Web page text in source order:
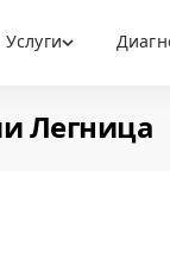
Услуги
Легница